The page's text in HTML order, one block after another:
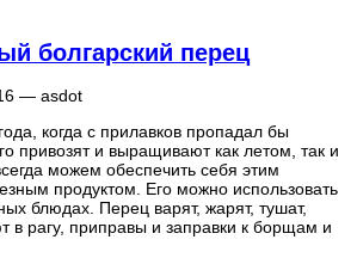
болгарский перец
— asdot
когда с прилавков пропадал бы
привозят и выращивают как летом, так и
можем обеспечить себя этим
продуктом. Его можно использовать
блюдах. Перец варят, жарят, тушат,
в рагу, приправы и заправки к борщам и